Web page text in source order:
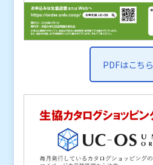
PDFはこちら